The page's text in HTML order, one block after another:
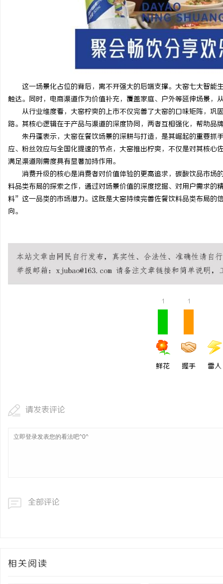
这一场景化占位的背后，离不开强大的后端支撑。大窑七大智
触达。同时，电商渠道作为价值补充，覆盖家庭、户外等延伸场景，
从行业维度看，大窑柠爽的上市不仅完善了大窑的口味矩阵，
路。其核心逻辑在于产品与渠道的深度协同，两者互相强化，帮助品
朱丹蓬表示，大窑在餐饮场景的深耕与打造，是其崛起的重要
应、粉丝效应与全国化提速的节点，大窑推出柠爽，不仅是对其核
满足渠道刚需度具有显著加持作用。
消费升级的核心是消费者对价值体验的更高追求，碳酸饮品市
料品类布局的探索之作，通过对场景价值的深度挖掘、对用户需求
料”这一品类的市场潜力。这既是大窑持续完善佐餐饮料品类布局的
向。
1
鲜花
1
握手 雷人
请发表评论
全部评论
相关阅读